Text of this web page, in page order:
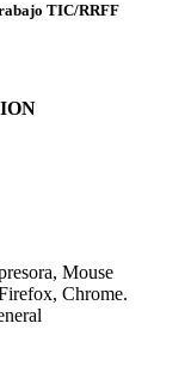
TIC/RRFF
Mouse
Chrome.